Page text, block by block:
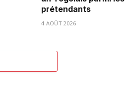
prétendants
4 AOÛT 2026